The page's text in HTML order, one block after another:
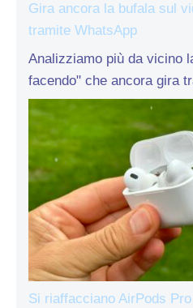
Gira ancora la bufala sul
tramite WhatsApp
Analizziamo più da vicino
facendo" che ancora gira
Si riaffacciano AirPods